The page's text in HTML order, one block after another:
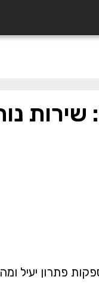
פתרון יעיל